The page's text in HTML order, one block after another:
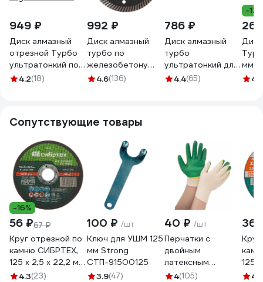
949 ₽
Диск алмазный
отрезной Турбо
ультратонкий по
керамограниту
4.2(18)
992 ₽
Диск алмазный
турбо по
железобетону
(125х2.3x22.2 мм)
4.6(136)
786 ₽
Диск алмазный
турбо
ультратонкий для
УШМ Inforce 11-01-
4.4(65)
-12%
мм)
4.1
Сопутствующие товары
-16%
56 ₽67 ₽
Круг отрезной по
камню СИБРТЕХ,
125 х 2,5 х 22,2 мм,
84прC+16прB
4.3(23)
100 ₽ /шт
Ключ для УШМ 125
мм Strong
СТП-91500125
3.9(47)
40 ₽ /шт
Перчатки с
двойным
латексным
обливом Gigant 13
4(105)
T424.3